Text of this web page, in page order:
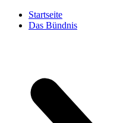
Startseite
Das Bündnis